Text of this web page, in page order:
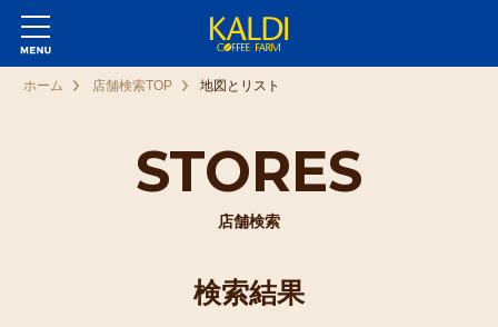
STORES
店舗検索
ホーム 店舗検索TOP 地図とリスト
検索結果